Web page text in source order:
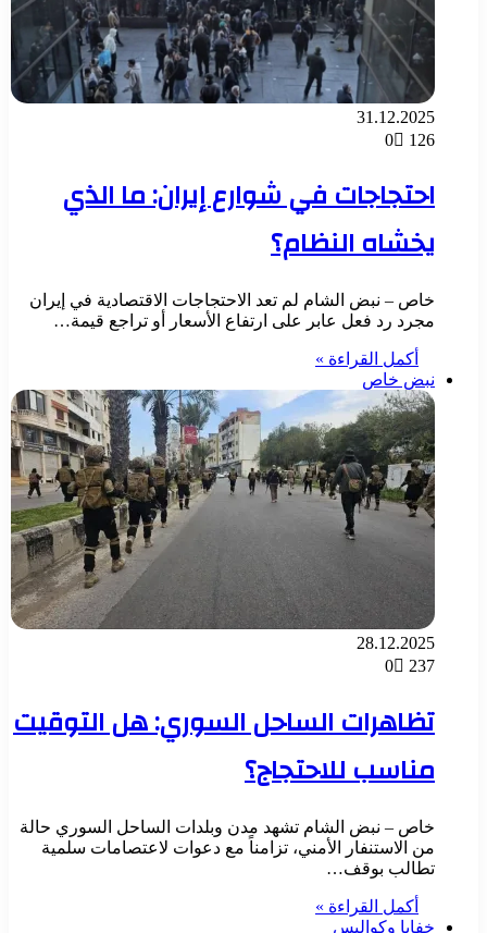
31.12.2025
0
126
احتجاجات في شوارع إيران: ما الذي
يخشاه النظام؟
خاص – نبض الشام لم تعد الاحتجاجات الاقتصادية في إيران
مجرد رد فعل عابر على ارتفاع الأسعار أو تراجع قيمة…
أكمل القراءة »
نبض خاص
28.12.2025
0
237
تظاهرات الساحل السوري: هل التوقيت
مناسب للاحتجاج؟
خاص – نبض الشام تشهد مدن وبلدات الساحل السوري حالة
من الاستنفار الأمني، تزامناً مع دعوات لاعتصامات سلمية
تطالب بوقف…
أكمل القراءة »
خفايا وكواليس